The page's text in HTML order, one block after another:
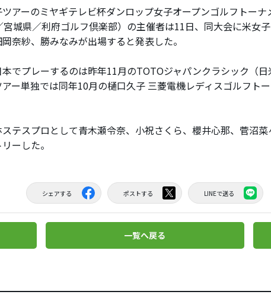
アーのミヤギテレビ杯ダンロップ女子オープンゴルフトーナ
宮城県／利府ゴルフ倶楽部）の主催者は11日、同大会に米女
奈紗、勝みなみが出場すると発表した。
でプレーするのは昨年11月のTOTOジャパンクラシック（日
ー単独では同年10月の樋口久子 三菱電機レディスゴルフト
テスプロとして青木瀬令奈、小祝さくら、櫻井心那、菅沼
ーした。
シェアする ポストする LINEで送る
一覧へ戻る